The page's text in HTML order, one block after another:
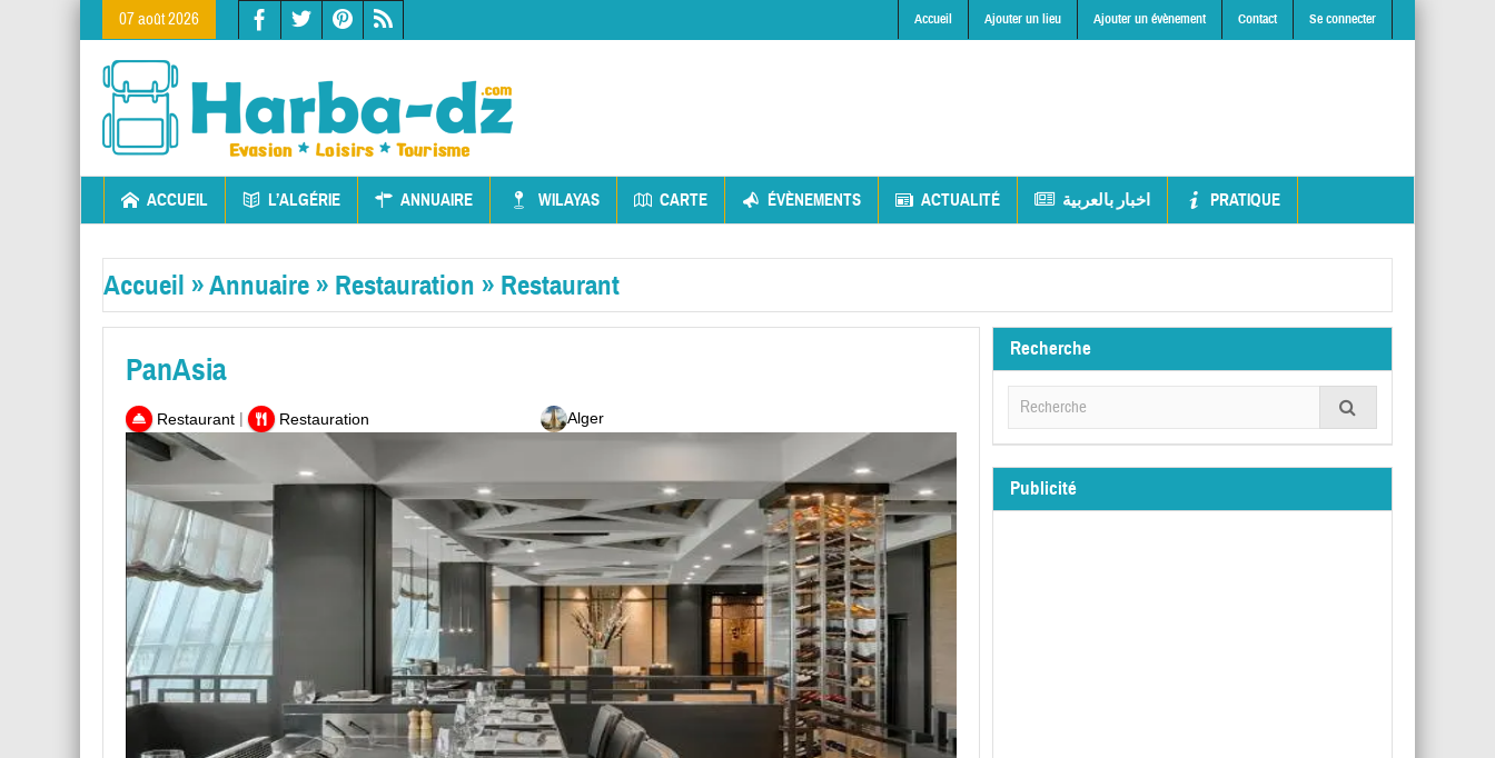
07 août 2026 Accueil Ajouter un lieu Ajouter un évènement Contact Se connecter
ACCUEIL L’ALGÉRIE ANNUAIRE WILAYAS CARTE ÉVÈNEMENTS ACTUALITÉ اخبار بالعربية PRATIQUE
Accueil »Annuaire » Restauration » Restaurant
PanAsia
Restaurant | Restauration Alger
Recherche
Publicité